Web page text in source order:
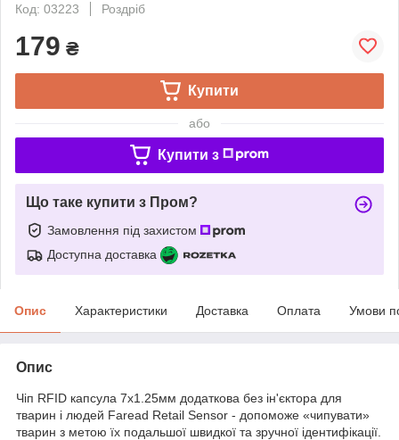
Код: 03223
Роздріб
179 ₴
Купити
або
Купити з
Що таке купити з Пром?
Замовлення під захистом
Доступна доставка
Опис Характеристики Доставка Оплата Умови
Опис
Чіп RFID капсула 7x1.25мм додаткова без ін'єктора для
тварин і людей Faread Retail Sensor - допоможе «чипувати»
тварин з метою їх подальшої швидкої та зручної ідентифікації.